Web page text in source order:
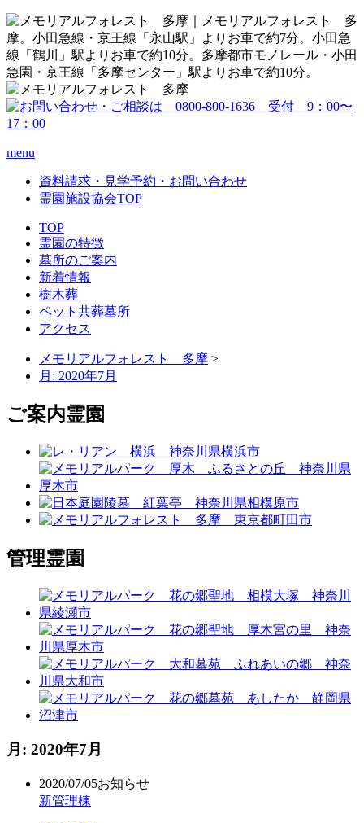
menu
資料請求・見学予約・お問い合わせ
霊園施設協会TOP
TOP
霊園の特徴
墓所のご案内
新着情報
樹木葬
ペット共葬墓所
アクセス
メモリアルフォレスト 多摩 >
月: 2020年7月
ご案内霊園
管理霊園
月: 2020年7月
2020/07/05お知らせ
新管理棟